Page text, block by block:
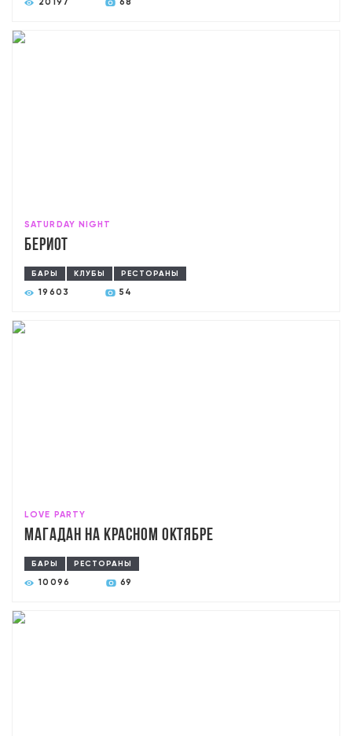
20197 68
SATURDAY NIGHT
Бериот
БАРЫ КЛУБЫ РЕСТОРАНЫ
19603 54
LOVE PARTY
Магадан на Красном Октябре
БАРЫ РЕСТОРАНЫ
10096 69